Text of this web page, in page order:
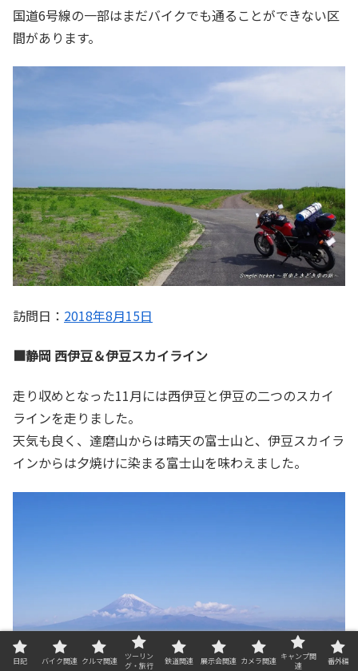
国道6号線の一部はまだバイクでも通ることができない区
間があります。
訪問日： 2018年8月15日
■静岡 西伊豆＆伊豆スカイライン
走り収めとなった11月には西伊豆と伊豆の二つのスカイ
ラインを走りました。
天気も良く、達磨山からは晴天の富士山と、伊豆スカイラ
インからは夕焼けに染まる富士山を味わえました。
日記 バイク関連 クルマ関連
ツーリン
グ・旅行
鉄道関連 展示会関連 カメラ関連 キャンプ関
連
番外編